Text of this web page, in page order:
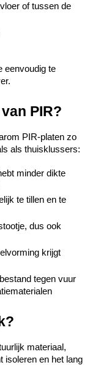
of tussen de
eenvoudig te
PIR?
PIR-platen zo
als thuisklussers:
minder dikte
te tillen en te
dus ook
krijgt
tegen vuur
materiaal,
isoleren en het lang